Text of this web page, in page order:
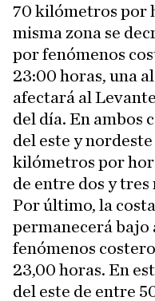
70 kilómetros por
misma zona se
por fenómenos
23:00 horas, una
afectará al
del día. En ambos
del este y
kilómetros por
de entre dos y
Por último, la
permanecerá
fenómenos
23,00 horas. En
del este de entre